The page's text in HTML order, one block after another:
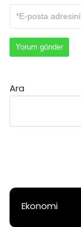
Ara
Ekonomi